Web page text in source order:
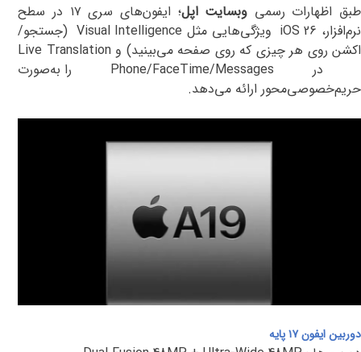
طبق اظهارات رسمی وبسایت اپل
؛ ایفون‌های سری ۱۷ در سطح
نرم‌افزار، iOS 26 ویژگی‌هایی مثل Visual Intelligence (جستجو/
اکشن روی هر چیزی که روی صفحه می‌بینید) وLive Translation
در Phone/FaceTime/Messages را به‌صورت
حریم‌خصوصی‌محور ارائه می‌دهد.
دوربین ایفون ۱۷ پایه